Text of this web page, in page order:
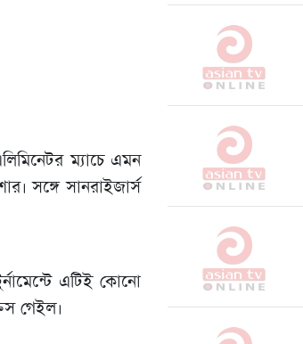
ম্যাচে এমন
সঙ্গে সানরাইজার্স
এটিই কোনো
গেইল।